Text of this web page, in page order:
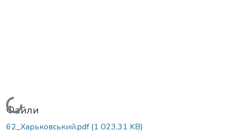
Вантажиться...
Файли
62_Харьковський.pdf(1 023,31 KB)